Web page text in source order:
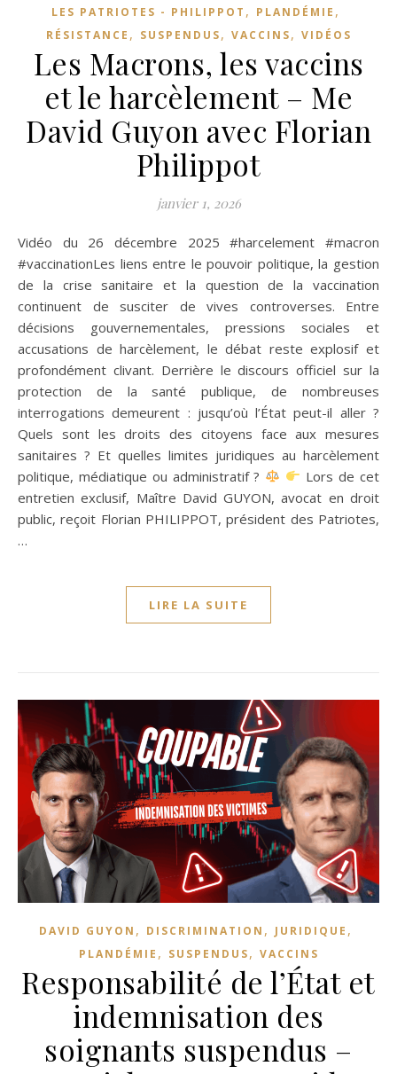
LES PATRIOTES - PHILIPPOT , PLANDÉMIE ,
RÉSISTANCE , SUSPENDUS, VACCINS, VIDÉOS
Les Macrons, les vaccins
et le harcèlement – Me
David Guyon avec Florian
Philippot
janvier 1, 2026
Vidéo du 26 décembre 2025 #harcelement #macron
#vaccinationLes liens entre le pouvoir politique, la gestion
de la crise sanitaire et la question de la vaccination
continuent de susciter de vives controverses. Entre
décisions gouvernementales, pressions sociales et
accusations de harcèlement, le débat reste explosif et
profondément clivant. Derrière le discours officiel sur la
protection de la santé publique, de nombreuses
interrogations demeurent : jusqu’où l’État peut-il aller ?
Quels sont les droits des citoyens face aux mesures
sanitaires ? Et quelles limites juridiques au harcèlement
politique, médiatique ou administratif ?
Lors de cet
entretien exclusif, Maître David GUYON, avocat en droit
public, reçoit Florian PHILIPPOT, président des Patriotes,
…
LIRE LA SUITE
DAVID GUYON , DISCRIMINATION , JURIDIQUE ,
PLANDÉMIE , SUSPENDUS, VACCINS
Responsabilité de l’État et
indemnisation des
soignants suspendus –